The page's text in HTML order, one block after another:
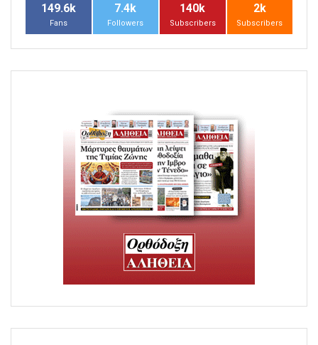
149.6k
Fans
7.4k
Followers
140k
Subscribers
2k
Subscribers